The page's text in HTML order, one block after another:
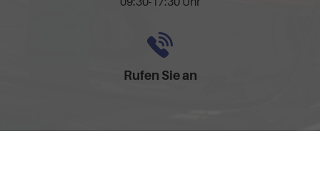
Rufen Sie an